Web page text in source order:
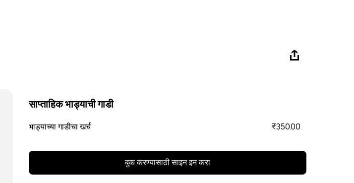
साप्ताहिक भाड्याची गाडी
भाड्याच्या गाडीचा खर्च ₹350.00
बुक करण्यासाठी साइन इन करा